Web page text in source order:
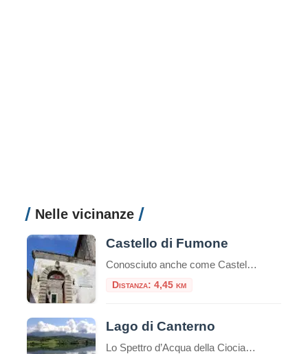
Nelle vicinanze
Castello di Fumone
Conosciuto anche come Castello Longhi-De Paolis il Castello di Fumone si trova ad una altezza di 800 mt, al centro del paese di Fumone. Il Castello è famoso per essere stata la prigione di Celestino V, nonché il luogo della sua morte, e per ospi
Distanza: 4,45 km
Lago di Canterno
Lo Spettro d’Acqua della Ciociaria che Appare e Scompare Nel cuore pulsante della Ciociaria, incastonato tra i profili sinuosi dei Monti Ernici, sorge il Lago di Canterno, uno specchio d’acqua che custodisce un’anima tanto affascinante quanto misteriosa. Non è un lago come gli altri: la sua fama di “lago fantasma” lo precede, un luogo dove […]